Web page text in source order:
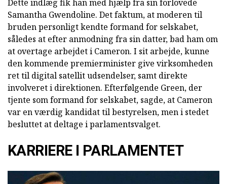
Dette indlæg fik han med hjælp fra sin forlovede
Samantha Gwendoline. Det faktum, at moderen til
bruden personligt kendte formand for selskabet,
således at efter anmodning fra sin datter, bad ham om
at overtage arbejdet i Cameron. I sit arbejde, kunne
den kommende premierminister give virksomheden
ret til digital satellit udsendelser, samt direkte
involveret i direktionen. Efterfølgende Green, der
tjente som formand for selskabet, sagde, at Cameron
var en værdig kandidat til bestyrelsen, men i stedet
besluttet at deltage i parlamentsvalget.
KARRIERE I PARLAMENTET